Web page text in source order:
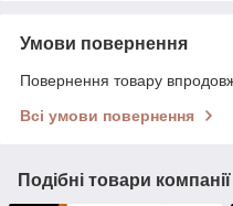
Умови повернення
Повернення товару
Всі умови повернення
Подібні товари компанії